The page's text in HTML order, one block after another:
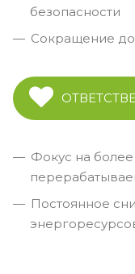
безопасности
Сокращение
Фокус на
Постоянное